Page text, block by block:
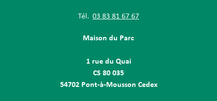
Tél. 03 83 81 67 67
Maison du Parc
1 rue du Quai
CS 80 035
54702 Pont-à-Mousson Cedex